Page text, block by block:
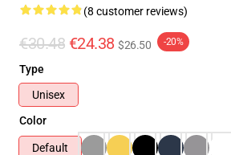
(8 customer reviews)
€30.48 €24.38 $26.50 -20%
Type
Unisex
Color
Default